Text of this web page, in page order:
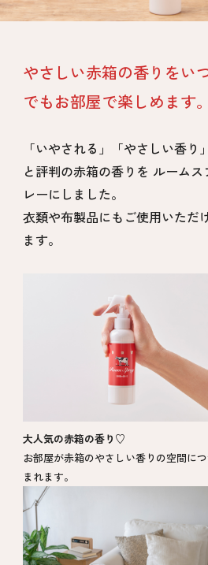
やさしい赤箱の香りをい
でもお部屋で楽しめます。
「いやされる」「やさしい香り」
と評判の赤箱の香りを ルームス
レーにしました。
衣類や布製品にもご使用いただ
ます。
大人気の赤箱の香り♡
お部屋が赤箱のやさしい香りの空間に
まれます。